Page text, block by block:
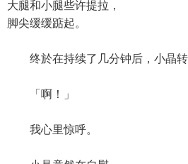
大腿和小腿些许提拉，
脚尖缓缓踮起。
终於在持续了几分钟后，小晶转
「啊！」
我心里惊呼。